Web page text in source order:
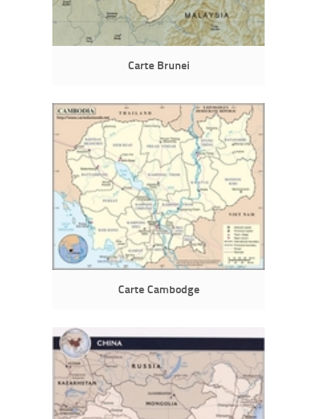
Carte Brunei
Carte Cambodge